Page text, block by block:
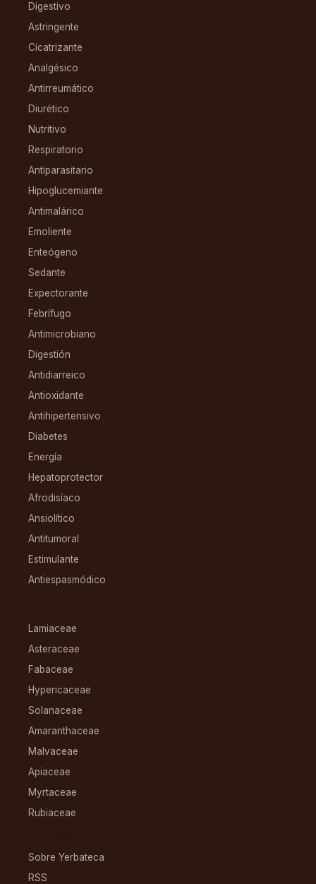
Digestivo
Astringente
Cicatrizante
Analgésico
Antirreumático
Diurético
Nutritivo
Respiratorio
Antiparasitario
Hipoglucemiante
Antimalárico
Emoliente
Enteógeno
Sedante
Expectorante
Febrífugo
Antimicrobiano
Digestión
Antidiarreico
Antioxidante
Antihipertensivo
Diabetes
Energía
Hepatoprotector
Afrodisíaco
Ansiolítico
Antitumoral
Estimulante
Antiespasmódico
Lamiaceae
Asteraceae
Fabaceae
Hypericaceae
Solanaceae
Amaranthaceae
Malvaceae
Apiaceae
Myrtaceae
Rubiaceae
Sobre Yerbateca
RSS